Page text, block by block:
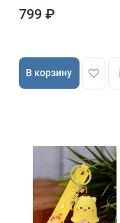
799 ₽
В корзину